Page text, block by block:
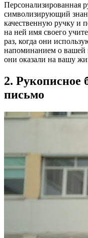
Персонализированная
символизирующий
качественную ручку и
на ней имя своего
раз, когда они
напоминанием о вашей
они оказали на вашу
2. Рукописное
письмо